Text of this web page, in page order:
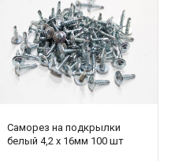
Саморез на подкрылки
белый 4,2 х 16мм 100 шт